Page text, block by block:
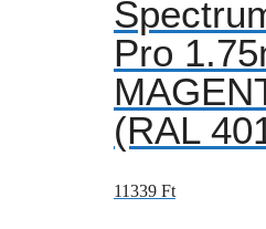
Pro
(RAL
11339 Ft